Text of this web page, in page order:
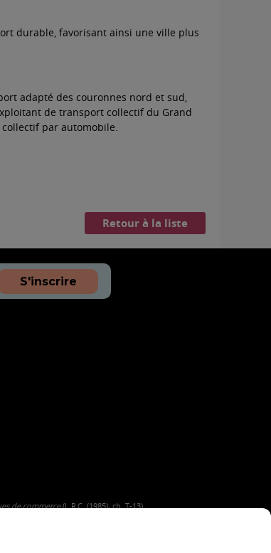
durable, favorisant ainsi une ville plus
adapté des couronnes nord et sud,
de transport collectif du Grand
par automobile.
Retour à la liste
S'inscrire
de commerce(L.R.C. (1985), ch. T-13).